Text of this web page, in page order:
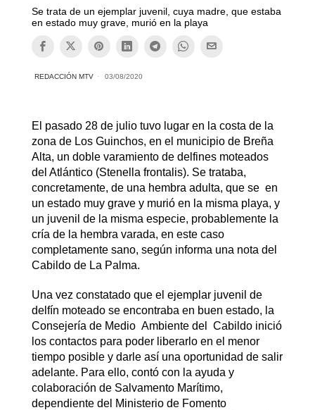
Se trata de un ejemplar juvenil, cuya madre, que estaba
en estado muy grave, murió en la playa
REDACCIÓN MTV 03/08/2020
El pasado 28 de julio tuvo lugar en la costa de la
zona de Los Guinchos, en el municipio de Breña
Alta, un doble varamiento de delfines moteados
del Atlántico (Stenella frontalis). Se trataba,
concretamente, de una hembra adulta, que se en
un estado muy grave y murió en la misma playa, y
un juvenil de la misma especie, probablemente la
cría de la hembra varada, en este caso
completamente sano, según informa una nota del
Cabildo de La Palma.
Una vez constatado que el ejemplar juvenil de
delfín moteado se encontraba en buen estado, la
Consejería de Medio Ambiente del Cabildo inició
los contactos para poder liberarlo en el menor
tiempo posible y darle así una oportunidad de salir
adelante. Para ello, contó con la ayuda y
colaboración de Salvamento Marítimo,
dependiente del Ministerio de Fomento